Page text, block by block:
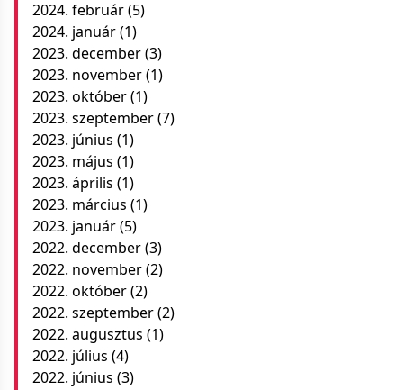
2024. február(5)
2024. január(1)
2023. december(3)
2023. november(1)
2023. október(1)
2023. szeptember(7)
2023. június (1)
2023. május (1)
2023. április (1)
2023. március (1)
2023. január(5)
2022. december(3)
2022. november(2)
2022. október(2)
2022. szeptember(2)
2022. augusztus (1)
2022. július (4)
2022. június (3)